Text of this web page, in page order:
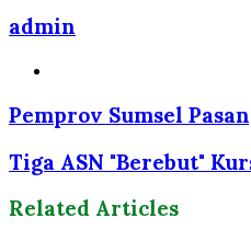
admin
Pemprov Sumsel
Tiga ASN "Berebut"
Related Articles